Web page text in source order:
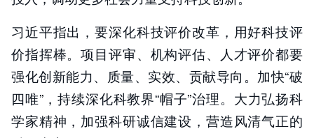
习近平指出，要深化科技评价改革，用好科技评
价指挥棒。项目评审、机构评估、人才评价都要
强化创新能力、质量、实效、贡献导向。加快“破
四唯”，持续深化科教界“帽子”治理。大力弘扬科
学家精神，加强科研诚信建设，营造风清气正的